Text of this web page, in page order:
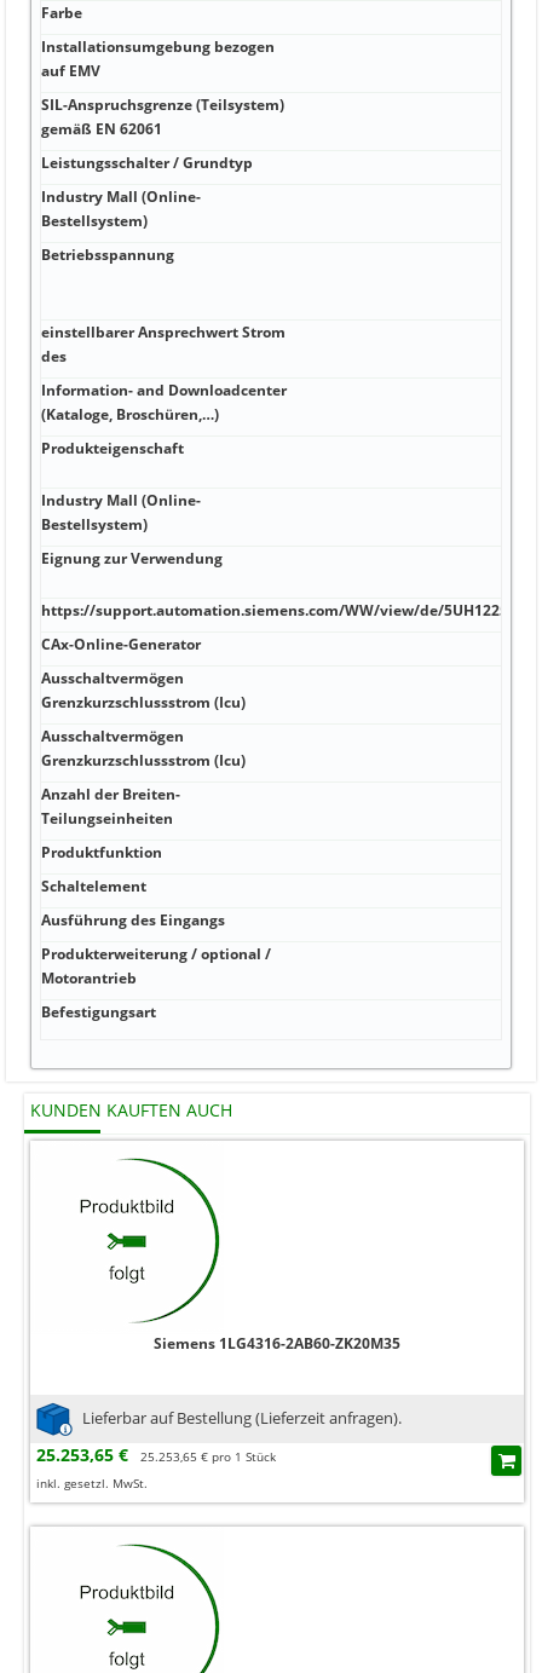
Farbe
Installationsumgebung bezogen
auf EMV
SIL-Anspruchsgrenze (Teilsystem)
gemäß EN 62061
Leistungsschalter / Grundtyp
Industry Mall (Online-
Bestellsystem)
Betriebsspannung
einstellbarer Ansprechwert Strom
des
Information- and Downloadcenter
(Kataloge, Broschüren,…)
Produkteigenschaft
Industry Mall (Online-
Bestellsystem)
Eignung zur Verwendung
https://support.automation.siemens.com/WW/view/de/5UH1225/all
CAx-Online-Generator
Ausschaltvermögen
Grenzkurzschlussstrom (Icu)
Ausschaltvermögen
Grenzkurzschlussstrom (Icu)
Anzahl der Breiten-
Teilungseinheiten
Produktfunktion
Schaltelement
Ausführung des Eingangs
Produkterweiterung / optional /
Motorantrieb
Befestigungsart
KUNDEN KAUFTEN AUCH
Siemens 1LG4316-2AB60-ZK20M35
Lieferbar auf Bestellung (Lieferzeit anfragen).
25.253,65 €
25.253,65 € pro 1 Stück
inkl. gesetzl. MwSt.